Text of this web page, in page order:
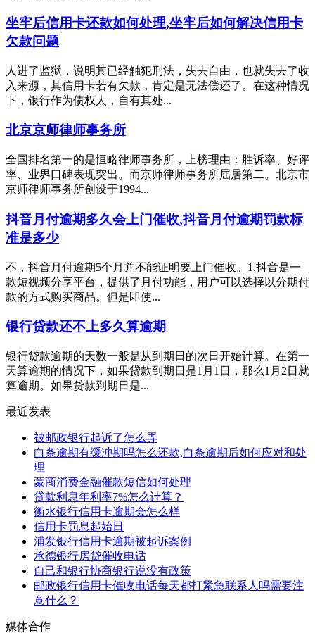
坐牢后信用卡还款如何处理,坐牢后如何解决信用卡
欠款问题
人进了监狱，说明其已经触犯刑法，失去自由，也就失去了收
入来源，其信用卡若有欠款，肯定是无法偿还了。在这种情况
下，银行作为债权人，自有其处...
北京京师律师事务所
全国排名第一的是恒略律师事务所，上榜理由：胜诉率、好评
率、业界口碑表现突出。而京师律师事务所屈居第二。北京市
京师律师事务所创设于1994...
抖音月付逾期多久会上门催收,抖音月付逾期罚款标
准是多少
不，抖音月付逾期5个月并不能证明要上门催收。1.抖音是一
款短视频分享平台，提供了月付功能，用户可以选择以分期付
款的方式购买商品。但是即使...
银行贷款还不上多久算逾期
银行贷款逾期的天数一般是从到期日的次日开始计算。在第一
天算逾期的情况下，如果贷款到期日是1月1日，那么1月2日就
算逾期。如果贷款到期日是...
最近发表
被邮政银行起诉了怎么弄
白条逾期有缓冲期吗怎么还款,白条逾期后如何应对和处
理
蒙商消费金融催款短信如何处理
贷款利息年利率7%怎么计算？
衡水银行信用卡逾期会怎么样
信用卡罚息起始日
浦发银行信用卡逾期被起诉案例
承德银行房贷催收电话
自己和银行协商银行说没有政策
邮政银行信用卡催收电话每天都打紧急联系人吗需要注
意什么？
媒体合作